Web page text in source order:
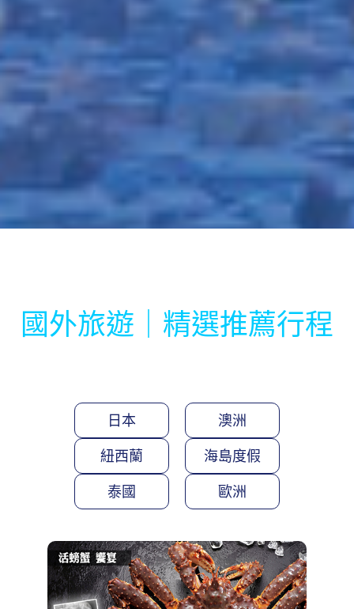
國外旅遊｜精選推薦行程
日本 澳洲
紐西蘭 海島度假
泰國 歐洲